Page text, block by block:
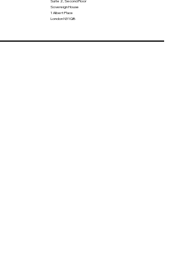
Suite 2, Second Floor
Sovereign House
1 Albert Place
London N3 1QB